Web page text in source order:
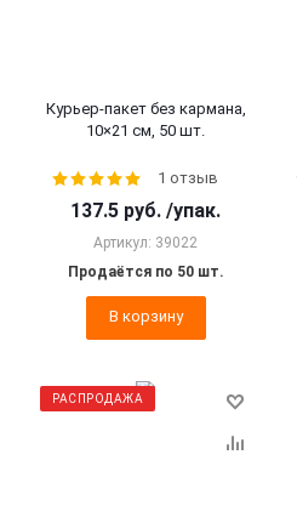
Курьер-пакет без кармана,
10×21 см, 50 шт.
1 отзыв
137.5 руб. /упак.
Артикул: 39022
Продаётся по 50 шт.
В корзину
РАСПРОДАЖА